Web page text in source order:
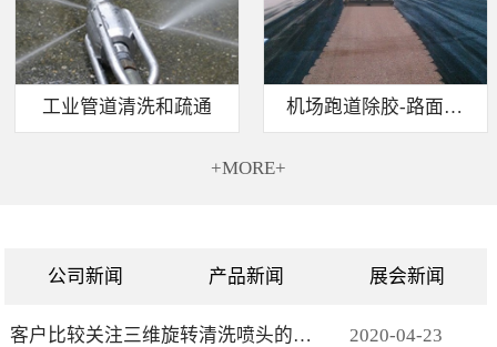
工业管道清洗和疏通 机场跑道除胶-路面标线清除
+MORE+
公司新闻 产品新闻 展会新闻
客户比较关注三维旋转清洗喷头的哪些方面 2020-04-23